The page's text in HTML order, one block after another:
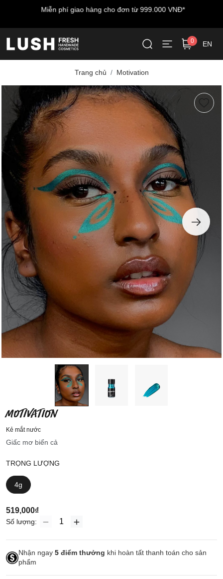
Miễn phí giao hàng cho đơn từ 999.000 VNĐ*
0 EN
Trang chủ Motivation
MOTIVATION
Kẻ mắt nước
Giấc mơ biển cả
TRỌNG LƯỢNG
4g
519,000₫
Số lượng:
Nhận ngay 5 điểm thưởng khi hoàn tất thanh toán cho sản
phẩm